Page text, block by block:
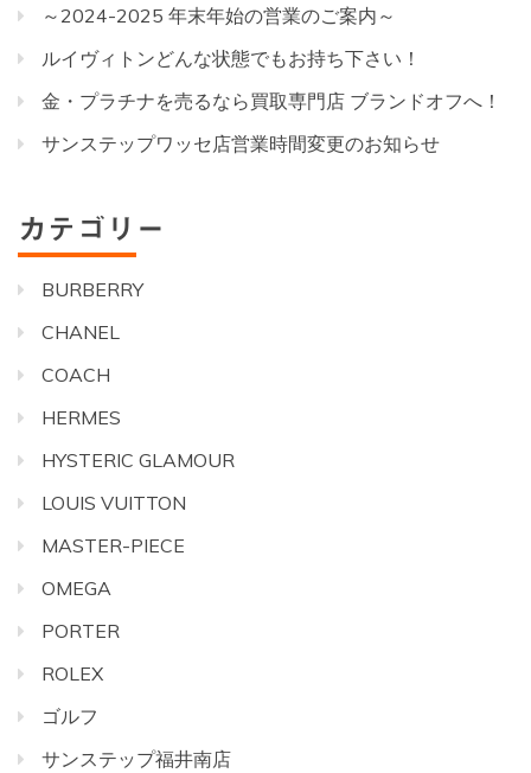
～2024-2025 年末年始の営業のご案内～
ルイヴィトンどんな状態でもお持ち下さい！
金・プラチナを売るなら買取専門店 ブランドオフへ！
サンステップワッセ店営業時間変更のお知らせ
カテゴリー
BURBERRY
CHANEL
COACH
HERMES
HYSTERIC GLAMOUR
LOUIS VUITTON
MASTER-PIECE
OMEGA
PORTER
ROLEX
ゴルフ
サンステップ福井南店